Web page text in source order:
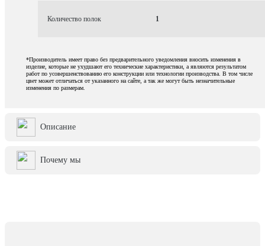
Количество полок 1
*Производитель имеет право без предварительного уведомления вносить изменения в
изделие, которые не ухудшают его технические характеристики, а являются результатом
работ по усовершенствованию его конструкции или технологии производства. В том числе
цвет может отличаться от указанного на сайте, а так же могут быть незначительные
изменения по размерам.
Описание
Почему мы